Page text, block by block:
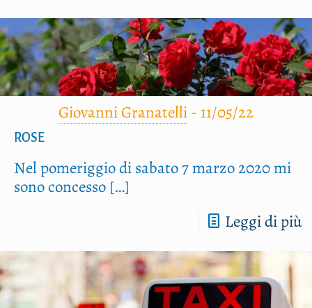
Giovanni Granatelli-11/05/22
ROSE
Nel pome­rig­gio di saba­to 7 mar­zo 2020 mi
sono con­ces­so […]
Leggi di più